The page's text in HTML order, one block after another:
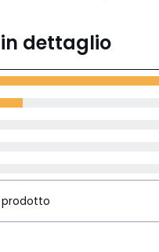
4,8
di media
conto di tutti i
0
dettaglio
prodotto